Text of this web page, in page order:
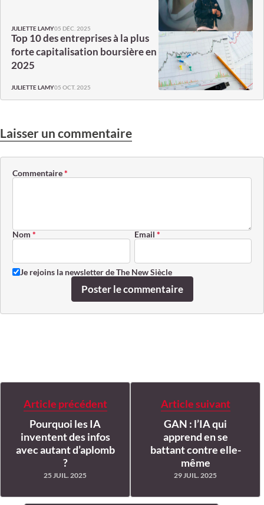
JULIETTE LAMY05 DÉC. 2025
Top 10 des entreprises à la plus
forte capitalisation boursière en
2025
JULIETTE LAMY05 OCT. 2025
Laisser un commentaire
Commentaire*
Nom * Email *
Je rejoins la newsletter de The New Siècle
Poster le commentaire
Article précédent
Pourquoi les IA
inventent des infos
avec autant d’aplomb
?
25 JUIL. 2025
Article suivant
GAN : l’IA qui
apprend en se
battant contre elle-
même
29 JUIL. 2025